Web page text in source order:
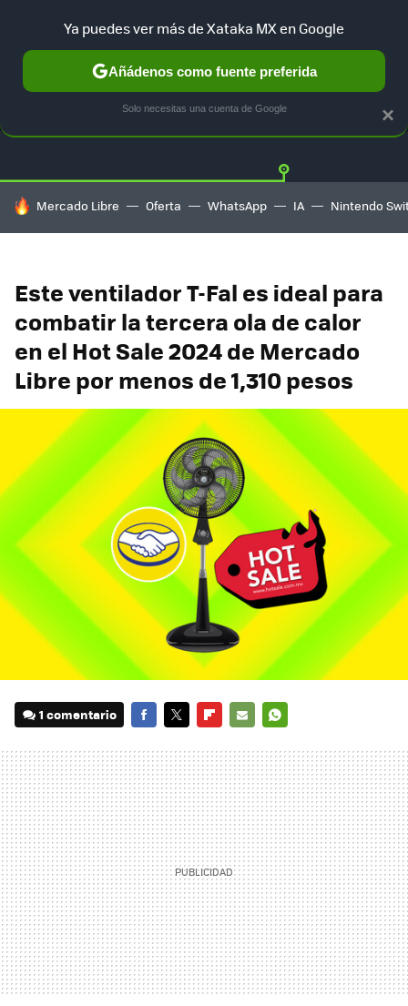
GUÍA DE COMPRAS MERCADO LIBRE
HOY SE HABLA DE
Mercado Libre Oferta WhatsApp IA Nintendo
Este ventilador T-Fal es ideal para
combatir la tercera ola de calor
en el Hot Sale 2024 de Mercado
Libre por menos de 1,310 pesos
1 comentario
MAIL
×
Ya puedes ver más de Xataka MX en Google
Añádenos como fuente preferida
Solo necesitas una cuenta de Google